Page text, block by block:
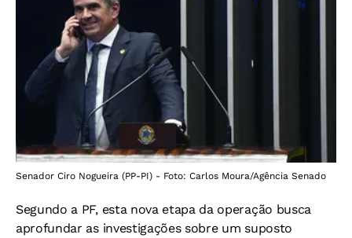
Senador Ciro Nogueira (PP-PI) - Foto: Carlos Moura/Agência Senado
Segundo a PF, esta nova etapa da operação busca
aprofundar as investigações sobre um suposto